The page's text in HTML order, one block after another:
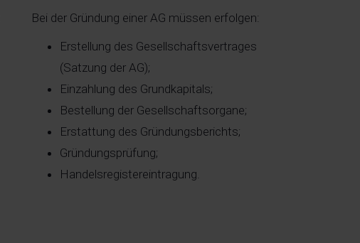
Bei der Gründung einer AG müssen erfolgen:
Erstellung des Gesellschaftsvertrages
(Satzung der AG);
Einzahlung des Grundkapitals;
Bestellung der Gesellschaftsorgane;
Erstattung des Gründungsberichts;
Gründungsprüfung;
Handelsregistereintragung.